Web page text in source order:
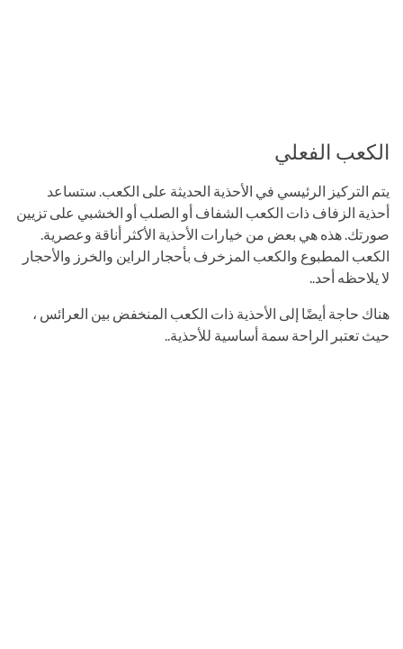
الكعب الفعلي
يتم التركيز الرئيسي في الأحذية الحديثة على الكعب. ستساعد
أحذية الزفاف ذات الكعب الشفاف أو الصلب أو الخشبي على تزيين
صورتك. هذه هي بعض من خيارات الأحذية الأكثر أناقة وعصرية.
الكعب المطبوع والكعب المزخرف بأحجار الراين والخرز والأحجار
لا يلاحظه أحد..
هناك حاجة أيضًا إلى الأحذية ذات الكعب المنخفض بين العرائس ،
حيث تعتبر الراحة سمة أساسية للأحذية..